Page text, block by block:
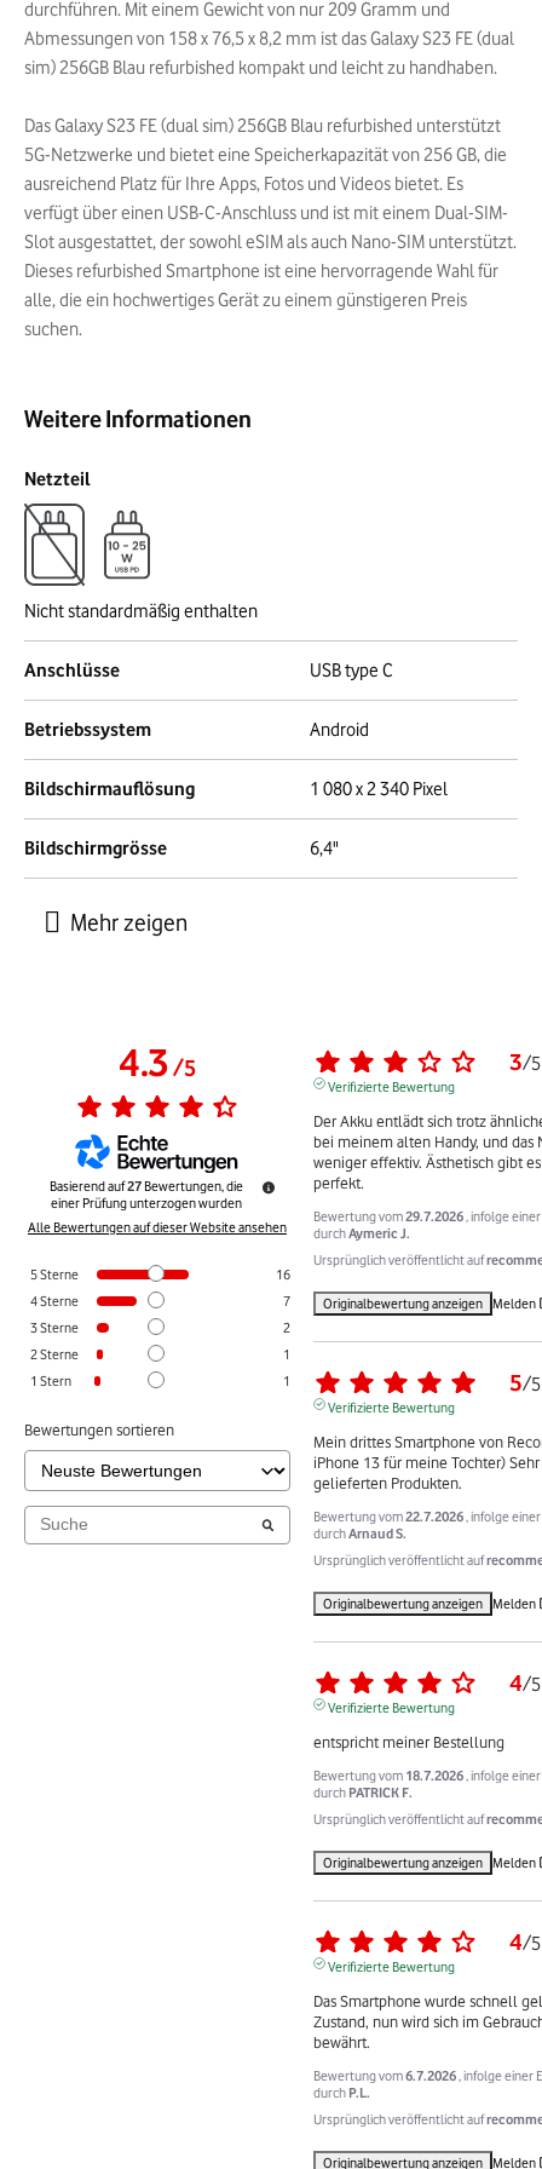
durchführen. Mit einem Gewicht von nur 209 Gramm und
Abmessungen von 158 x 76,5 x 8,2 mm ist das Galaxy S23 FE (dual
sim) 256GB Blau refurbished kompakt und leicht zu handhaben.
Das Galaxy S23 FE (dual sim) 256GB Blau refurbished unterstützt
5G-Netzwerke und bietet eine Speicherkapazität von 256 GB, die
ausreichend Platz für Ihre Apps, Fotos und Videos bietet. Es
verfügt über einen USB-C-Anschluss und ist mit einem Dual-SIM-
Slot ausgestattet, der sowohl eSIM als auch Nano-SIM unterstützt.
Dieses refurbished Smartphone ist eine hervorragende Wahl für
alle, die ein hochwertiges Gerät zu einem günstigeren Preis
suchen.
Weitere Informationen
Netzteil
Nicht standardmäßig enthalten
Anschlüsse USB type C
Betriebssystem Android
Bildschirmauflösung 1 080 x 2 340 Pixel
Bildschirmgrösse 6,4"
4.3/5
Basierend auf27 Bewertungen, die
einer Prüfung unterzogen wurden
Alle Bewertungen auf dieser Website ansehen
5Sterne
16
4Sterne
7
3Sterne
2
2Sterne
1
1 Stern 1
Bewertungen sortieren
3/5
Verifizierte Bewertung
Der Akku entlädt sich trotz
bei meinem alten Handy, und das
weniger effektiv. Ästhetisch gibt
perfekt.
Bewertung vom29.7.2026 , infolge
durchAymeric J.
Ursprünglich veröffentlicht auf
Originalbewertung anzeigen Melden
5/5
Verifizierte Bewertung
Mein drittes Smartphone von
iPhone 13 für meine Tochter)
gelieferten Produkten.
Bewertung vom22.7.2026 , infolge
durchArnaud S.
Ursprünglich veröffentlicht auf
Originalbewertung anzeigen Melden
4/5
Verifizierte Bewertung
entspricht meiner Bestellung
Bewertung vom 18.7.2026 , infolge
durch PATRICK F.
Ursprünglich veröffentlicht auf
Originalbewertung anzeigen Melden
4/5
Verifizierte Bewertung
Das Smartphone wurde schnell
Zustand, nun wird sich im
bewährt.
Bewertung vom6.7.2026 , infolge einer
durch P.L.
Ursprünglich veröffentlicht auf
Originalbewertung anzeigen Melden